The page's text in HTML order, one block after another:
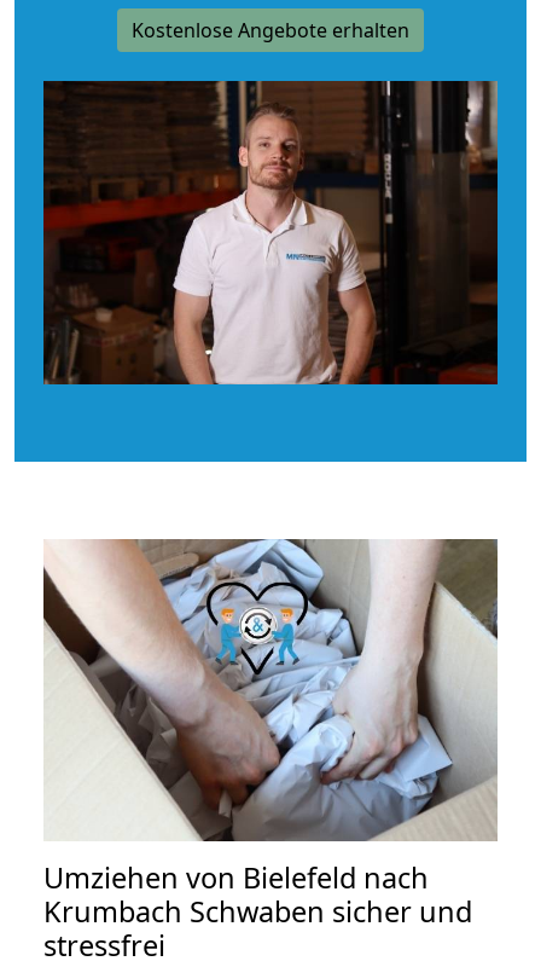
Kostenlose Angebote erhalten
Umziehen von Bielefeld nach
Krumbach Schwaben sicher und
stressfrei